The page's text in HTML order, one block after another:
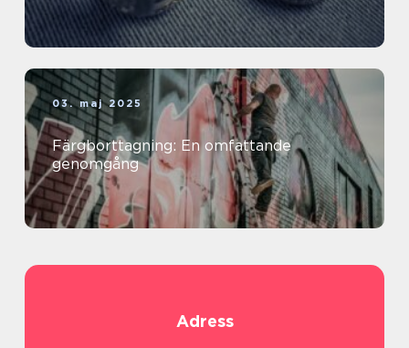
03. maj 2025
Färgborttagning: En omfattande
genomgång
Adress